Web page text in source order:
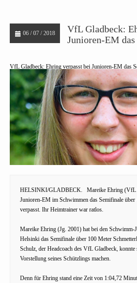
06 / 07 / 2018
VfL Gladbeck:
Junioren-EM
VfL Gladbeck: Ehring verpasst bei Junioren-EM das
HELSINKI/GLADBECK.
Mareike Ehring (VfL
Junioren-EM im Schwimmen das Semifinale über
verpasst. Ihr Heimtrainer war ratlos.
Mareike Ehring (Jg. 2001) hat bei den Schwimm-
Helsinki das Semifinale über 100 Meter
Schulz, der Headcoach des VfL Gladbeck,
Vorstellung seines Schützlings machen.
Denn für Ehring stand eine Zeit von 1:04,72